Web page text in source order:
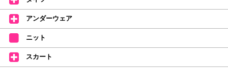
2026年4月1日よりシューズ全般、衣類など商品を値上げしました。
何卒ご理解いただけますようお願い申し上げます
【シューズのフィッティングについて】
全店、ご予約不要です(18:30まで)。タイツ・ソックス・トウパッドを
持参してください。
【ミルバ インスタグラム】←ここをクリック♪
アンダーウェア
ニット
スカート